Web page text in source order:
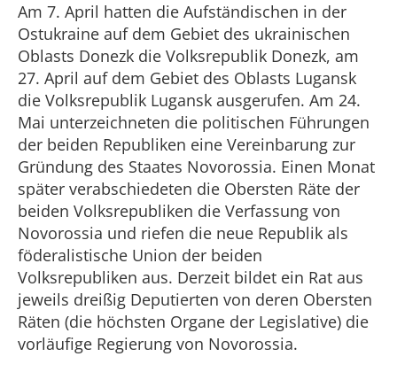
Am 7. April hatten die Aufständischen in der
Ostukraine auf dem Gebiet des ukrainischen
Oblasts Donezk die Volksrepublik Donezk, am
27. April auf dem Gebiet des Oblasts Lugansk
die Volksrepublik Lugansk ausgerufen. Am 24.
Mai unterzeichneten die politischen Führungen
der beiden Republiken eine Vereinbarung zur
Gründung des Staates Novorossia. Einen Monat
später verabschiedeten die Obersten Räte der
beiden Volksrepubliken die Verfassung von
Novorossia und riefen die neue Republik als
föderalistische Union der beiden
Volksrepubliken aus. Derzeit bildet ein Rat aus
jeweils dreißig Deputierten von deren Obersten
Räten (die höchsten Organe der Legislative) die
vorläufige Regierung von Novorossia.